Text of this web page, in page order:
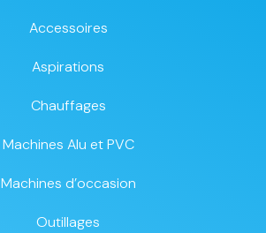
Accessoires
Aspirations
Chauffages
Machines Alu et PVC
Machines d’occasion
Outillages